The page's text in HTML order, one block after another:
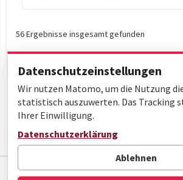
56 Ergebnisse insgesamt gefunden
Impressum Datenschutz
Datenschutzeinstellungen
Wir nutzen Matomo, um die Nutzung
statistisch auszuwerten. Das Tracking
Ihrer Einwilligung.
Datenschutzerklärung
Ablehnen